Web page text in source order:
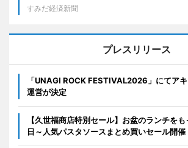
すみだ経済新聞
プレスリリース
「UNAGI ROCK FESTIVAL2026」にてア
運営が決定
【久世福商店特別セール】お盆のランチを
日～人気パスタソースまとめ買いセール開催